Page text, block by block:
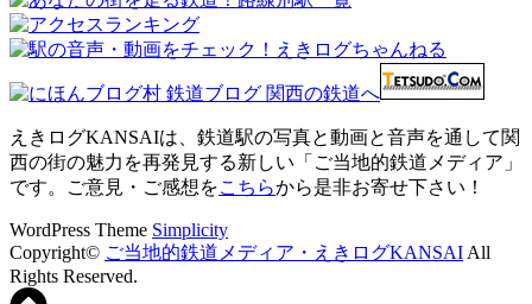
えきログKANSAIは、鉄道駅の写真と動画と音声を通して関
西の街の魅力を再発見する新しい「ご当地的鉄道メディア」
です。ご意見・ご感想をこちらから是非お寄せ下さい！
WordPress Theme Simplicity
Copyright© ご当地的鉄道メディア・えきログKANSAI All
Rights Reserved.